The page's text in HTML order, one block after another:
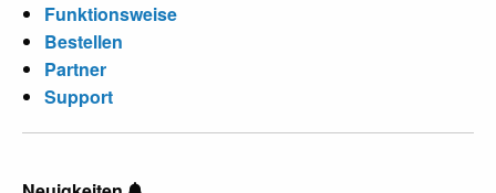
Funktionsweise
Bestellen
Partner
Support